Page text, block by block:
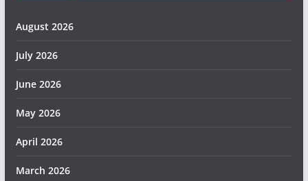
August 2026
July 2026
June 2026
May 2026
April 2026
March 2026